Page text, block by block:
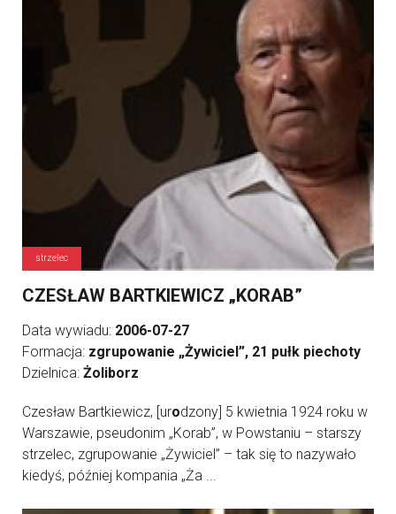
strzelec
CZESŁAW BARTKIEWICZ „KORAB”
Data wywiadu: 2006-07-27
Formacja: zgrupowanie „Żywiciel”, 21 pułk piechoty
Dzielnica: Żoliborz
Czesław Bartkiewicz, [urodzony] 5 kwietnia 1924 roku w
Warszawie, pseudonim „Korab”, w Powstaniu – starszy
strzelec, zgrupowanie „Żywiciel” – tak się to nazywało
kiedyś, później kompania „Ża ...